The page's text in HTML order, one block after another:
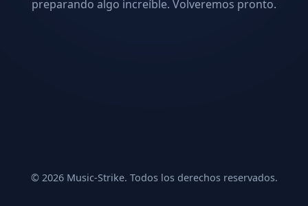
preparando algo increíble. Volveremos pronto.
© 2026 Music-Strike. Todos los derechos reservados.